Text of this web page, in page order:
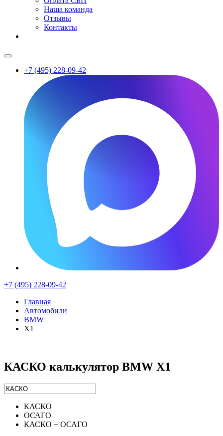
Наша команда
Отзывы
Контакты
+7 (495) 228-09-42
+7 (495) 228-09-42
Главная
Автомобили
BMW
X1
КАСКО калькулятор BMW X1
КАСКО
ОСАГО
КАСКО + ОСАГО